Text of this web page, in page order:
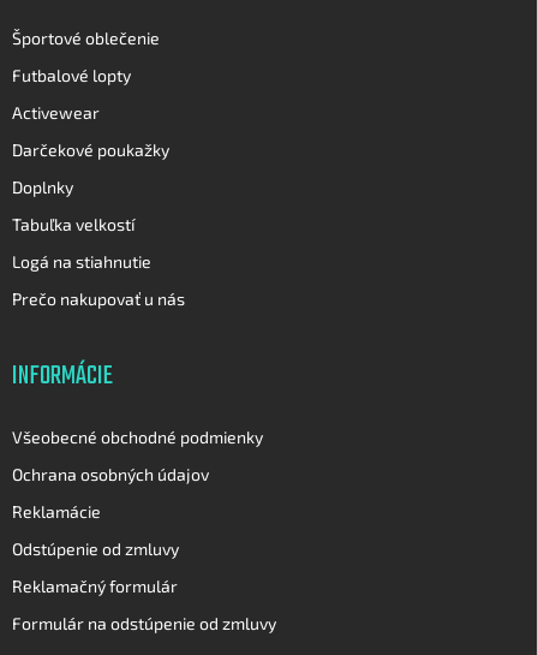
Športové oblečenie
Futbalové lopty
Activewear
Darčekové poukažky
Doplnky
Tabuľka velkostí
Logá na stiahnutie
Prečo nakupovať u nás
INFORMÁCIE
Všeobecné obchodné podmienky
Ochrana osobných údajov
Reklamácie
Odstúpenie od zmluvy
Reklamačný formulár
Formulár na odstúpenie od zmluvy